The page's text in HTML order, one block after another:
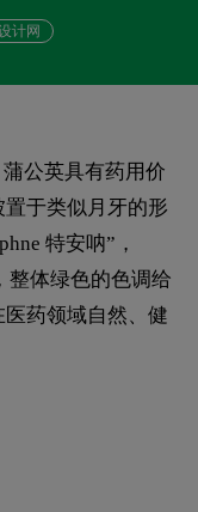
计网
公英具有药用价
于类似月牙的形
特安呐”，
整体绿色的色调给
药领域自然、健